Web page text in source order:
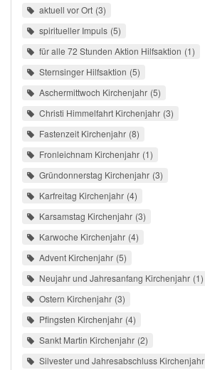
aktuell vor Ort 3
spiritueller Impuls 5
für alle 72 Stunden Aktion Hilfsaktion 1
Sternsinger Hilfsaktion 5
Aschermittwoch Kirchenjahr 5
Christi Himmelfahrt Kirchenjahr 3
Fastenzeit Kirchenjahr 8
Fronleichnam Kirchenjahr 1
Gründonnerstag Kirchenjahr 3
Karfreitag Kirchenjahr 4
Karsamstag Kirchenjahr 3
Karwoche Kirchenjahr 4
Advent Kirchenjahr 5
Neujahr und Jahresanfang Kirchenjahr 1
Ostern Kirchenjahr 3
Pfingsten Kirchenjahr 4
Sankt Martin Kirchenjahr 2
Silvester und Jahresabschluss Kirchenjahr